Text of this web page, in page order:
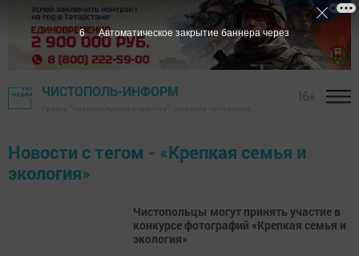
ЧИСТОПОЛЬ-ИНФОРМ
Новости с тегом - «Крепкая семья и
экология»
Чистопольцы могут принять участие в
конкурсе фотографий «Крепкая семья и
экология»
6 Автоматическое закрытие баннера через